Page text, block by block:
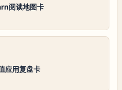
阅读地图卡
应用复盘卡